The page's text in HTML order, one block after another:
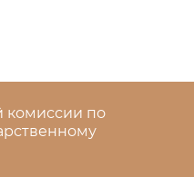
комиссии по